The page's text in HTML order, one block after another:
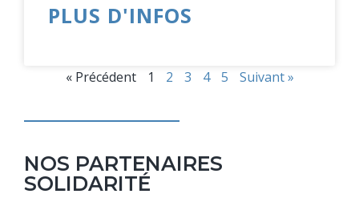
PLUS D'INFOS
« Précédent 1 2 3 4 5 Suivant »
NOS PARTENAIRES
SOLIDARITÉ